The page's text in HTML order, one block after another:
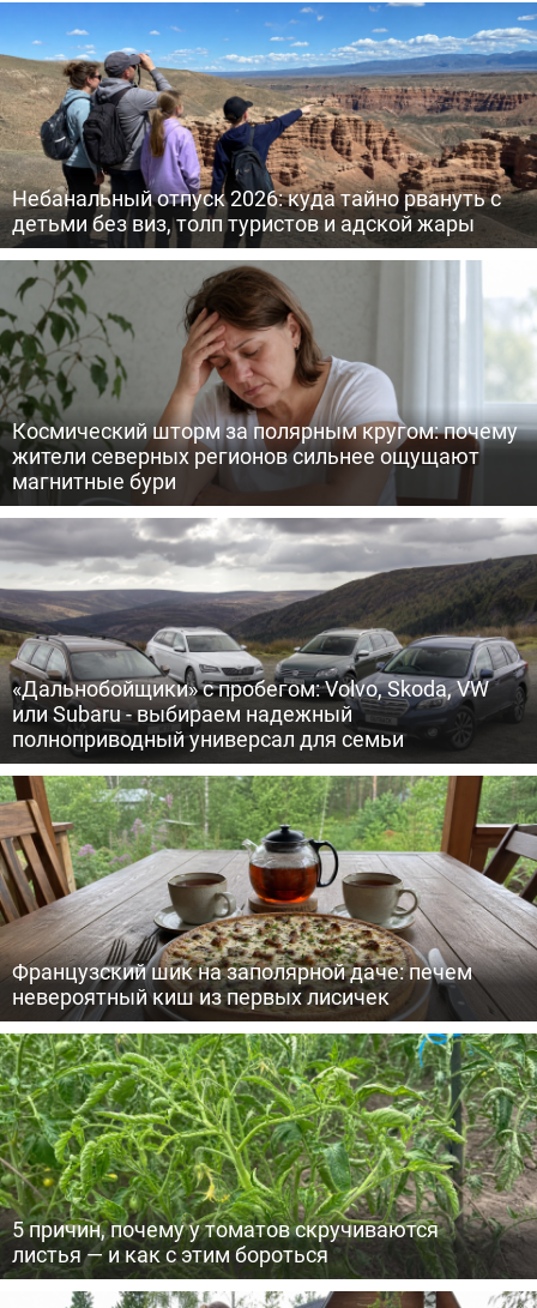
Небанальный отпуск 2026: куда тайно рвануть с
детьми без виз, толп туристов и адской жары
Космический шторм за полярным кругом: почему
жители северных регионов сильнее ощущают
магнитные бури
«Дальнобойщики» с пробегом: Volvo, Skoda, VW
или Subaru - выбираем надежный
полноприводный универсал для семьи
Французский шик на заполярной даче: печем
невероятный киш из первых лисичек
5 причин, почему у томатов скручиваются
листья — и как с этим бороться